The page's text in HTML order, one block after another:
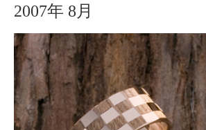
2007年 8月